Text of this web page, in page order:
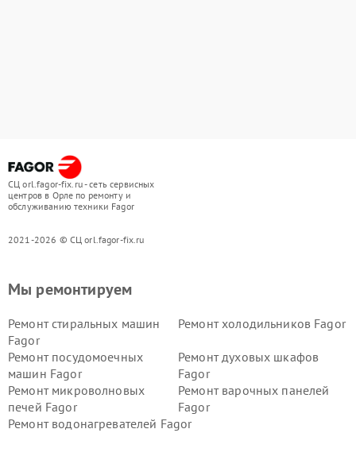
СЦ orl.fagor-fix.ru - сеть сервисных
центров в Орле по ремонту и
обслуживанию техники Fagor
2021-2026 © СЦ orl.fagor-fix.ru
Мы ремонтируем
Ремонт стиральных машин
Fagor
Ремонт холодильников Fagor
Ремонт посудомоечных
машин Fagor
Ремонт духовых шкафов
Fagor
Ремонт микроволновых
печей Fagor
Ремонт варочных панелей
Fagor
Ремонт водонагревателей Fagor